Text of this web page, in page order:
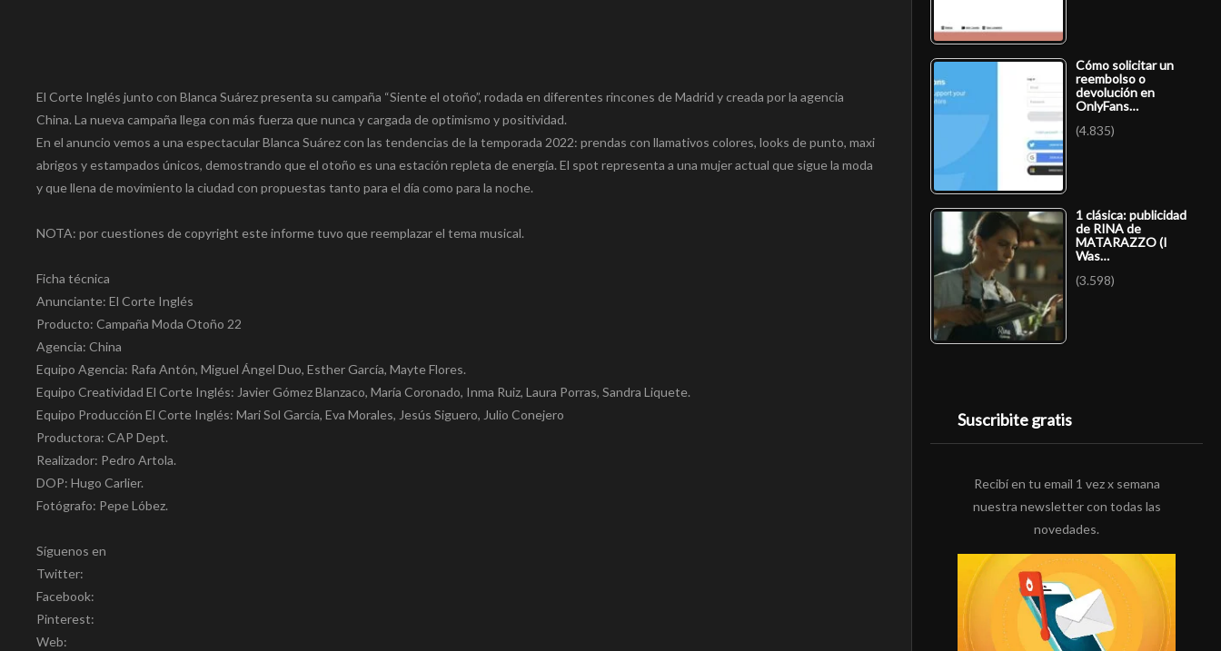
El Corte Inglés junto con Blanca Suárez presenta su campaña “Siente el otoño”, rodada en diferentes rincones de Madrid y creada por la agencia
China. La nueva campaña llega con más fuerza que nunca y cargada de optimismo y positividad.
En el anuncio vemos a una espectacular Blanca Suárez con las tendencias de la temporada 2022: prendas con llamativos colores, looks de punto, maxi
abrigos y estampados únicos, demostrando que el otoño es una estación repleta de energía. El spot representa a una mujer actual que sigue la moda
y que llena de movimiento la ciudad con propuestas tanto para el día como para la noche.
NOTA: por cuestiones de copyright este informe tuvo que reemplazar el tema musical.
Ficha técnica
Anunciante: El Corte Inglés
Producto: Campaña Moda Otoño 22
Agencia: China
Equipo Agencia: Rafa Antón, Miguel Ángel Duo, Esther García, Mayte Flores.
Equipo Creatividad El Corte Inglés: Javier Gómez Blanzaco, María Coronado, Inma Ruiz, Laura Porras, Sandra Liquete.
Equipo Producción El Corte Inglés: Mari Sol García, Eva Morales, Jesús Siguero, Julio Conejero
Productora: CAP Dept.
Realizador: Pedro Artola.
DOP: Hugo Carlier.
Fotógrafo: Pepe Lóbez.
Síguenos en
Twitter:
Facebook:
Pinterest:
Web:
Cómo solicitar un
reembolso o
devolución en
OnlyFans…
(4.835)
1 clásica: publicidad
de RINA de
MATARAZZO (I
Was…
(3.598)
Suscribite gratis
Recibí en tu email 1 vez x semana
nuestra newsletter con todas las
novedades.